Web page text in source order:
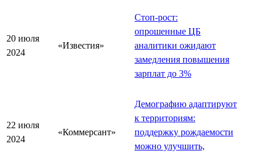
20 июля
2024
«Известия»
Стоп-рост:
опрошенные ЦБ
аналитики ожидают
замедления повышения
зарплат до 3%
22 июля
2024
«Коммерсант»
Демографию адаптируют
к территориям:
поддержку рождаемости
можно улучшить,